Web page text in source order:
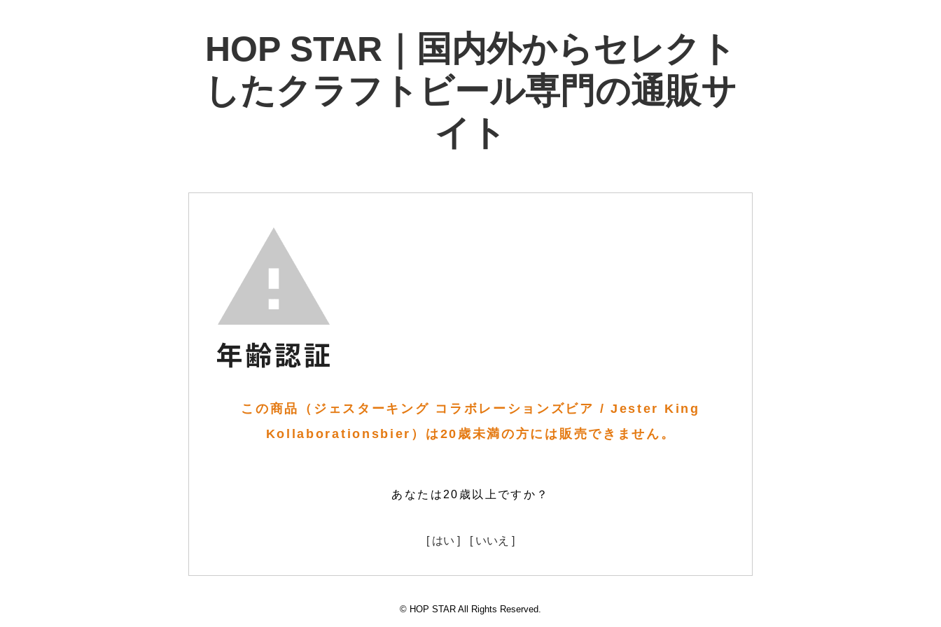
HOP STAR｜国内外からセレクト
したクラフトビール専門の通販サ
イト
この商品（ジェスターキング コラボレーションズビア / Jester King
Kollaborationsbier）は20歳未満の方には販売できません。
あなたは20歳以上ですか？
[ はい ] [ いいえ ]
© HOP STAR All Rights Reserved.